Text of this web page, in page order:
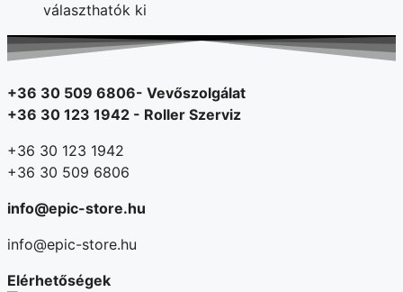
választhatók ki
+36 30 509 6806- Vevőszolgálat
+36 30 123 1942 - Roller Szerviz
+36 30 123 1942
+36 30 509 6806
info@epic-store.hu
info@epic-store.hu
Elérhetőségek